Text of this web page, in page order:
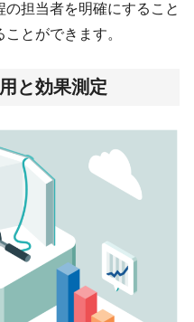
担当者を明確にすること
とができます。
と効果測定